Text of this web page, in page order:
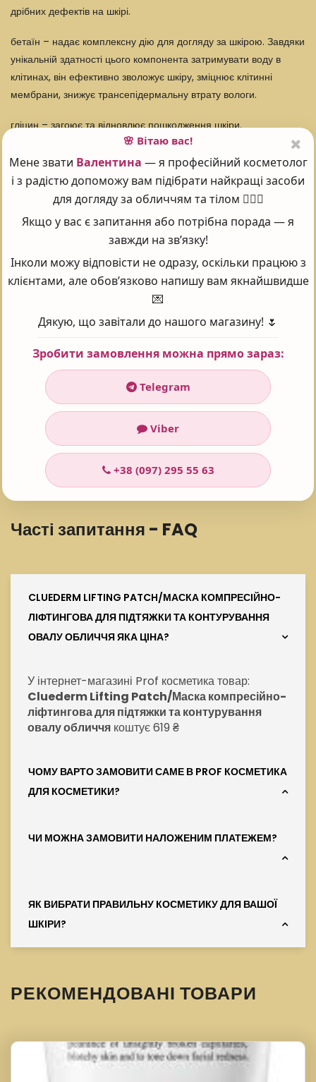
дрібних дефектів на шкірі.
бетаїн – надає комплексну дію для догляду за шкірою. Завдяки
унікальній здатності цього компонента затримувати воду в
клітинах, він ефективно зволожує шкіру, зміцнює клітинні
мембрани, знижує трансепідермальну втрату вологи.
гліцин – загоює та відновлює пошкодження шкіри.
пролін – необхідний для синтезу колагену, що допомагає шкірі
залишатися пружною та еластичною.
лізин – впливає на синтез колагену і еластину, що покращує
тонус і текстуру шкіри.
гідролізований колаген – виготовляється з натурального
колагену шляхом спеціальної обробки (хімічної чи
ферментативної). Відрізняється підвищеним подрібненням, а
відтак покращеним проникненням у шкіру. Гідролізований
колаген складається, в основному, з лізину, проліну та гліцину.
Поставте оцінку 😍
Рейтинг:5
Проголосувало:101
Часті запитання - FAQ
CLUEDERM LIFTING PATCH/МАСКА КОМПРЕСІЙНО-
ЛІФТИНГОВА ДЛЯ ПІДТЯЖКИ ТА КОНТУРУВАННЯ
ОВАЛУ ОБЛИЧЧЯ ЯКА ЦІНА?
У інтернет-магазині Prof косметика товар:
Cluederm Lifting Patch/Маска компресійно-
ліфтингова для підтяжки та контурування
овалу обличчя коштує 619 ₴
ЧОМУ ВАРТО ЗАМОВИТИ САМЕ В PROF КОСМЕТИКА
ДЛЯ КОСМЕТИКИ?
ЧИ МОЖНА ЗАМОВИТИ НАЛОЖЕНИМ ПЛАТЕЖЕМ?
ЯК ВИБРАТИ ПРАВИЛЬНУ КОСМЕТИКУ ДЛЯ ВАШОЇ
ШКІРИ?
РЕКОМЕНДОВАНІ ТОВАРИ
🌸 Вітаю вас!
Мене звати Валентина — я професійний косметолог
і з радістю допоможу вам підібрати найкращі засоби
для догляду за обличчям та тілом 💆‍♀️✨
Якщо у вас є запитання або потрібна порада — я
завжди на зв’язку!
Інколи можу відповісти не одразу, оскільки працюю з
клієнтами, але обов’язково напишу вам якнайшвидше
💌
Дякую, що завітали до нашого магазину! 🌷
Зробити замовлення можна прямо зараз:
Telegram
Viber
+38 (097) 295 55 63